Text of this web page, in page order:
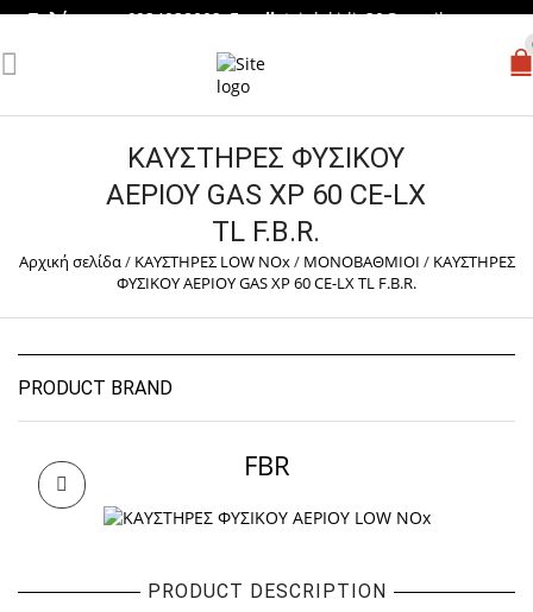
Τηλέφωνο: 6934038002,Email:tsiplakidis30@gmail.com
ΚΑΥΣΤΗΡΕΣ ΦΥΣΙΚΟΥ
ΑΕΡΙΟΥ GAS XP 60 CE-LX
TL F.B.R.
Αρχική σελίδα/ ΚΑΥΣΤΗΡΕΣ LOW NOx/ ΜΟΝΟΒΑΘΜΙΟΙ / ΚΑΥΣΤΗΡΕΣ
ΦΥΣΙΚΟΥ ΑΕΡΙΟΥ GAS XP 60 CE-LX TL F.B.R.
PRODUCT DESCRIPTION
PRODUCT BRAND
FBR